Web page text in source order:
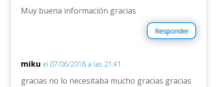
Muy buena información gracias
Responder
miku el 07/06/2018 a las 21:41
gracias no lo necesitaba mucho gracias gracias